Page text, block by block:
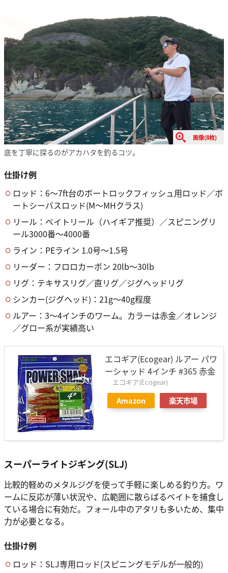
画像(8枚)
底を丁寧に探るのがアカハタを釣るコツ。
仕掛け例
ロッド：6〜7ft台のボートロックフィッシュ用ロッド／ボ
ートシーバスロッド(M〜MHクラス)
リール：ベイトリール（ハイギア推奨）／スピニングリ
ール3000番〜4000番
ライン：PEライン 1.0号〜1.5号
リーダー：フロロカーボン 20lb〜30lb
リグ：テキサスリグ／直リグ／ジグヘッドリグ
シンカー(ジグヘッド)：21g〜40g程度
ルアー：3〜4インチのワーム。カラーは赤金／オレンジ
／グロー系が実績高い
エコギア(Ecogear) ルアー パワ
ーシャッド 4インチ #365 赤金
エコギア(Ecogear)
Amazon 楽天市場
スーパーライトジギング(SLJ)
比較的軽めのメタルジグを使って手軽に楽しめる釣り方。ワ
ームに反応が薄い状況や、広範囲に散らばるベイトを捕食し
ている場合に有効だ。フォール中のアタリも多いため、集中
力が必要となる。
仕掛け例
ロッド：SLJ専用ロッド(スピニングモデルが一般的)